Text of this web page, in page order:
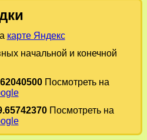
карте Яндекс
начальной и конечной
Посмотреть на
Посмотреть на